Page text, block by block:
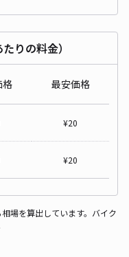
りの料金）
格 最安価格
¥20
¥20
場を算出しています。バイク